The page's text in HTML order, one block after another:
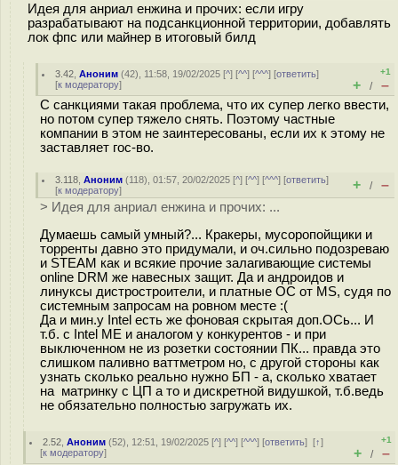
Идея для анриал енжина и прочих: если игру
разрабатывают на подсанкционной территории, добавлять
лок фпс или майнер в итоговый билд
3.42 ,Аноним (42), 11:58, 19/02/2025 [^] [^^] [^^^] [ответить]
[к модератору]
+1
+ / –
С санкциями такая проблема, что их супер легко ввести,
но потом супер тяжело снять. Поэтому частные
компании в этом не заинтересованы, если их к этому не
заставляет гос-во.
3.118 ,Аноним (118), 01:57, 20/02/2025 [^] [^^] [^^^] [ответить]
[к модератору] + / –
> Идея для анриал енжина и прочих: ...
Думаешь самый умный?... Кракеры, мусоропойщики и
торренты давно это придумали, и оч.сильно подозреваю
и STEAM как и всякие прочие залагивающие системы
online DRM же навесных защит. Да и андроидов и
линуксы дистростроители, и платные ОС от MS, судя по
системным запросам на ровном месте :(
Да и мин.у Intel есть же фоновая скрытая доп.ОСь... И
т.б. с Intel ME и аналогом у конкурентов - и при
выключенном не из розетки состоянии ПК... правда это
слишком паливно ваттметром но, с другой стороны как
узнать сколько реально нужно БП - а, сколько хватает
на матринку с ЦП а то и дискретной видушкой, т.б.ведь
не обязательно полностью загружать их.
2.52 ,Аноним (52), 12:51, 19/02/2025 [^] [^^] [^^^] [ответить][↑]
[к модератору]
+1
+ / –